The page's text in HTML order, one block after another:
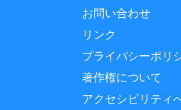
お問い合わせ
リンク
プライバシーポリ
著作権について
アクセシビリティ